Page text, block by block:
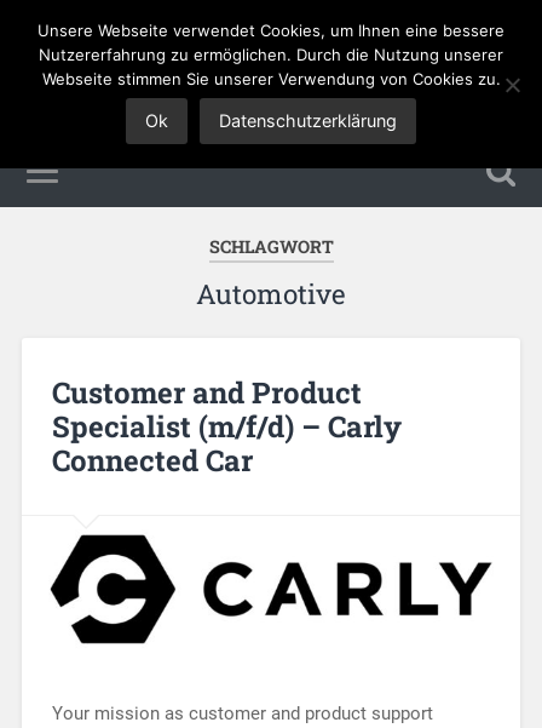
Tourismus Jobs
SCHLAGWORT
Automotive
Customer and Product
Specialist (m/f/d) – Carly
Connected Car
Your mission as customer and product support
Unsere Webseite verwendet Cookies, um Ihnen eine bessere
Nutzererfahrung zu ermöglichen. Durch die Nutzung unserer
Webseite stimmen Sie unserer Verwendung von Cookies zu.
Ok Datenschutzerklärung